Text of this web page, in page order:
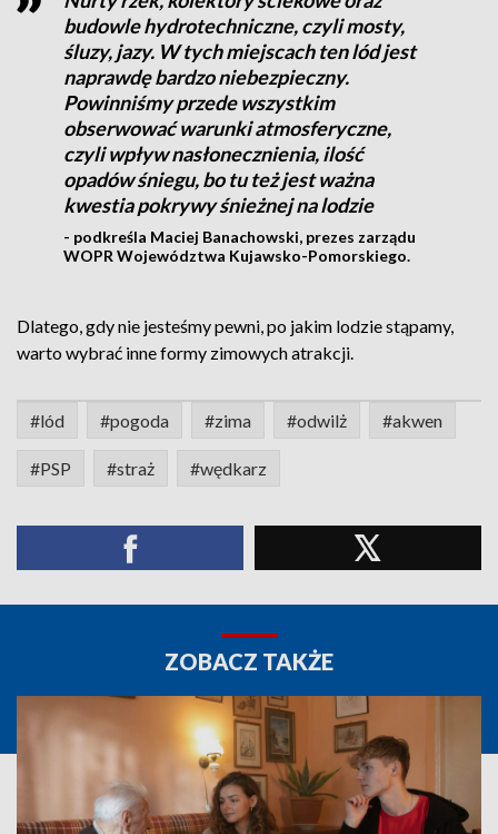
budowle hydrotechniczne, czyli mosty,
śluzy, jazy. W tych miejscach ten lód jest
naprawdę bardzo niebezpieczny.
Powinniśmy przede wszystkim
obserwować warunki atmosferyczne,
czyli wpływ nasłonecznienia, ilość
opadów śniegu, bo tu też jest ważna
kwestia pokrywy śnieżnej na lodzie
- podkreśla Maciej Banachowski, prezes zarządu
WOPR Województwa Kujawsko-Pomorskiego.
Dlatego, gdy nie jesteśmy pewni, po jakim lodzie stąpamy,
warto wybrać inne formy zimowych atrakcji.
#lód #pogoda #zima #odwilż #akwen
#PSP #straż #wędkarz
ZOBACZ TAKŻE